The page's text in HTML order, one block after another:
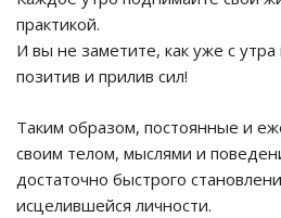
практикой.
И вы не заметите, как уже с
позитив и прилив сил!
Таким образом, постоянные и
своим телом, мыслями и
достаточно быстрого
исцелившейся личности.